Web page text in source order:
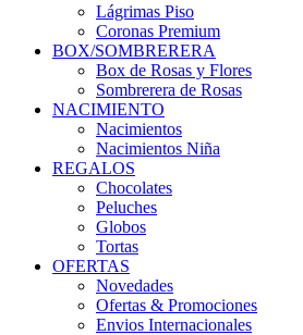
Lágrimas Piso
Coronas Premium
BOX/SOMBRERERA
Box de Rosas y Flores
Sombrerera de Rosas
NACIMIENTO
Nacimientos
Nacimientos Niña
REGALOS
Chocolates
Peluches
Globos
Tortas
OFERTAS
Novedades
Ofertas & Promociones
Envios Internacionales